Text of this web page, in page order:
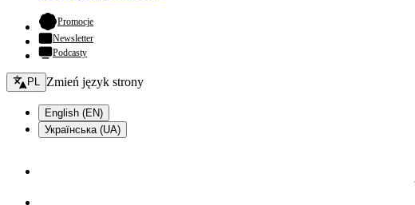
Promocje- otwiera się w nowej karcie
Newsletter
Podcasty
Zmień język - bieżący:
PL Zmień język strony
English (EN)
Українська (UA)